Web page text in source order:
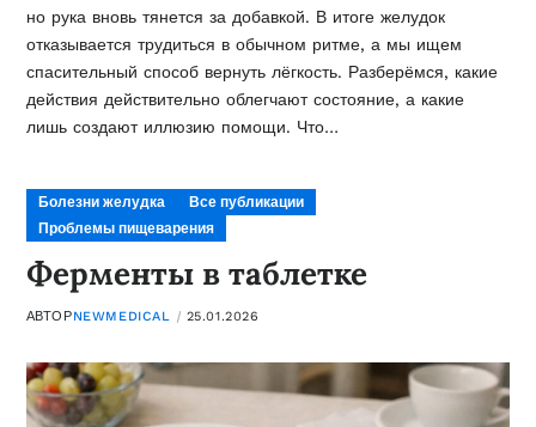
но рука вновь тянется за добавкой. В итоге желудок
отказывается трудиться в обычном ритме, а мы ищем
спасительный способ вернуть лёгкость. Разберёмся, какие
действия действительно облегчают состояние, а какие
лишь создают иллюзию помощи. Что…
Болезни желудка
Все публикации
Проблемы пищеварения
Ферменты в таблетке
АВТОРNEWMEDICAL 25.01.2026